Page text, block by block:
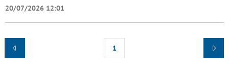
20/07/2026 12:01
1